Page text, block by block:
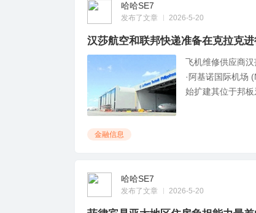
哈哈SE7
发布了文章 2026-5-20
汉莎航空和联邦快递准备在克拉克
飞机维修供应商
·阿基诺国际机场
始扩建其位于邦板
金融信息
哈哈SE7
发布了文章 2026-5-20